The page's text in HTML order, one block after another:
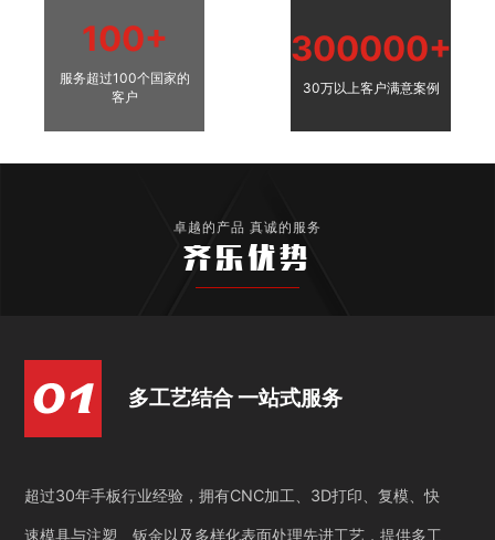
100+
服务超过100个国家的
客户
300000+
30万以上客户满意案例
卓越的产品 真诚的服务
齐乐优势
多工艺结合 一站式服务
超过30年手板行业经验，拥有CNC加工、3D打印、复模、快
速模具与注塑、钣金以及多样化表面处理先进工艺，提供多工